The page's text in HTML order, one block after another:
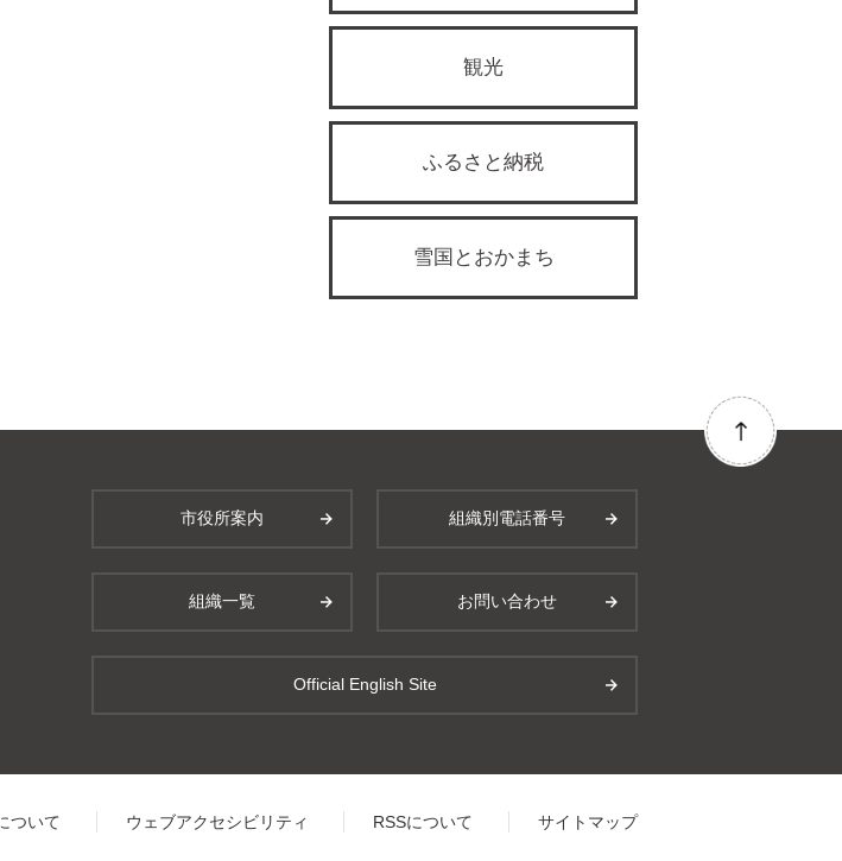
観光
ふるさと納税
雪国とおかまち
市役所案内 組織別電話番号
組織一覧 お問い合わせ
Official English Site
ついて ウェブアクセシビリティ RSSについて サイトマップ